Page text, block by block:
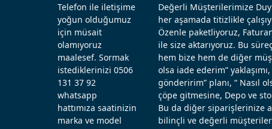
Telefon ile iletişime
yoğun olduğumuz
için müsait
olamıyoruz
maalesef. Sormak
istediklerinizi 0506
131 37 92
whatsapp
hattımıza saatinizin
marka ve model
Değerli Müşterilerimize
her aşamada titizlikle
Özenle paketliyoruz,
ile size aktarıyoruz. Bu
hem bize hem de diğer
olsa iade ederim”
gönderirim” planı, “ Nasıl
çöpe gitmesine, Depo ve
Bu da diğer siparişlerinize
bilinçli ve değerli